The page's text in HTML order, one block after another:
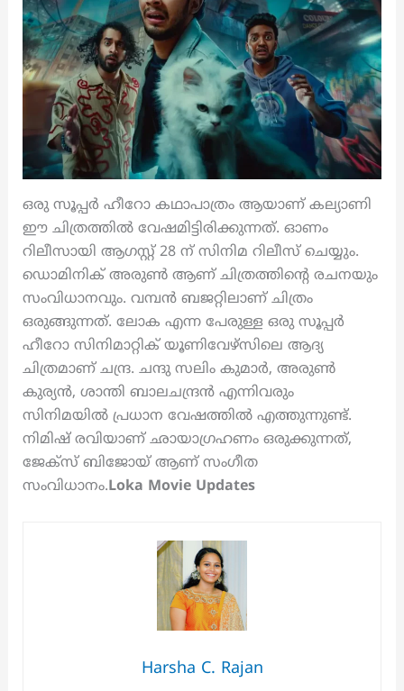
ഒരു സൂപ്പർ ഹീറോ കഥാപാത്രം ആയാണ് കല്യാണി
ഈ ചിത്രത്തിൽ വേഷമിട്ടിരിക്കുന്നത്. ഓണം
റിലീസായി ആഗസ്റ്റ് 28 ന് സിനിമ റിലീസ് ചെയ്യും.
ഡൊമിനിക് അരുൺ ആണ് ചിത്രത്തിന്റെ രചനയും
സംവിധാനവും. വമ്പൻ ബജറ്റിലാണ് ചിത്രം
ഒരുങ്ങുന്നത്. ലോക എന്ന പേരുള്ള ഒരു സൂപ്പർ
ഹീറോ സിനിമാറ്റിക് യൂണിവേഴ്‌സിലെ ആദ്യ
ചിത്രമാണ് ചന്ദ്ര. ചന്ദു സലിം കുമാർ, അരുൺ
കുര്യൻ, ശാന്തി ബാലചന്ദ്രൻ എന്നിവരും
സിനിമയിൽ പ്രധാന വേഷത്തിൽ എത്തുന്നുണ്ട്.
നിമിഷ് രവിയാണ് ഛായാഗ്രഹണം ഒരുക്കുന്നത്,
ജേക്സ് ബിജോയ് ആണ് സംഗീത
സംവിധാനം.Loka Movie Updates
Harsha C. Rajan